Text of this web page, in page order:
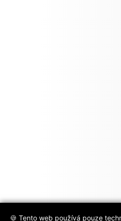
🍪 Tento web používá pouze